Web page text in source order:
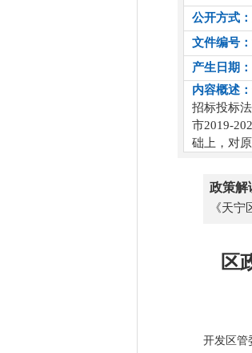
公开方式：
文件编号：
产生日期：
内容概述：
招标投标
市2019-
础上，对
政策解
《天
区
开发区管